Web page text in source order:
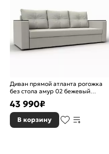
Диван прямой атланта рогожка
без стола амур 02 бежевый
43 990₽
В корзину